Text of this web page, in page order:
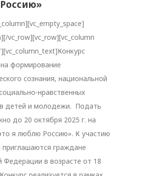
vc_row][vc_row][vc_column
формирование
сознания, национальной
нравственных
детей и молодежи. Подать
до 20 октября 2025 г. на
я люблю Россию». К участию
приглашаются граждане
Федерации в возрасте от 18